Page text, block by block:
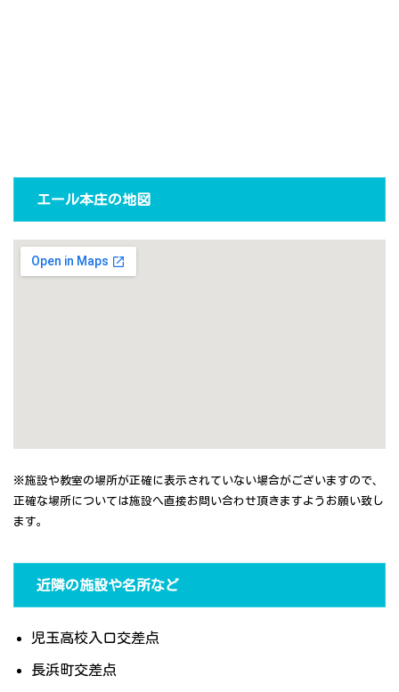
エール本庄の地図
※施設や教室の場所が正確に表示されていない場合がございますので、
正確な場所については施設へ直接お問い合わせ頂きますようお願い致し
ます。
近隣の施設や名所など
児玉高校入口交差点
長浜町交差点